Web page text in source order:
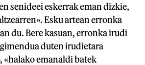
senideei eskerrak eman dizkie,
Esku artean erronka
du. Bere kasuan, erronka irudi
duten irudietara
«halako emanaldi batek